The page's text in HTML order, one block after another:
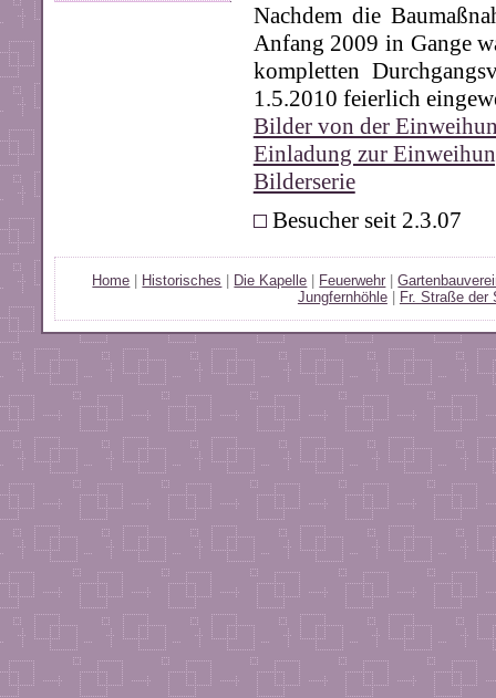
Nachdem die
Anfang 2009 in Gange
kompletten
1.5.2010 feierlich
Bilder von der
Einladung zur
Bilderserie
Besucher seit 2.3.07
Home Historisches Die Kapelle Feuerwehr |
Jungfernhöhle| Fr. Straße der